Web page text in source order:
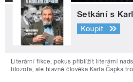
Setkání s
Koupit
Literární fikce, pokus přiblížit literární
filozofa, ale hlavně člověka Karla Čapka